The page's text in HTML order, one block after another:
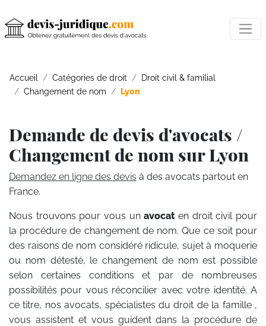
Accueil Catégories de droit
Droit civil & familial
Changement de nom
Lyon
Demande de devis d'avocats /
Changement de nom sur Lyon
Demandez en ligne des devis à des avocats partout en
France.
Nous trouvons pour vous unavocaten droit civil pour
la procédure de changement de nom. Que ce soit pour
des raisons de nom considéré ridicule, sujet à moquerie
ou nom détesté, le changement de nom est possible
selon certaines conditions et par de nombreuses
possibilités pour vous réconcilier avec votre identité. A
ce titre, nos avocats, spécialistes du droit de la famille ,
vous assistent et vous guident dans la procédure de